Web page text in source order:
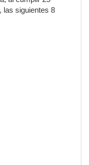
las siguientes 8